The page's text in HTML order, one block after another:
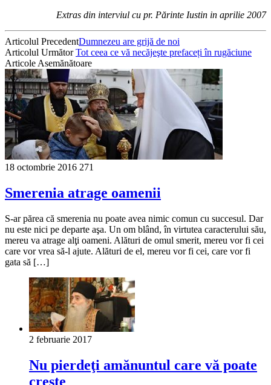
Extras din interviul cu pr. Părinte Iustin in aprilie 2007
Articolul PrecedentDumnezeu are grijă de noi
Articolul UrmătorTot ceea ce vă necăjeşte prefaceți în rugăciune
Articole Asemănătoare
18 octombrie 2016 271
Smerenia atrage oamenii
S-ar părea că smerenia nu poate avea nimic comun cu succesul. Dar
nu este nici pe departe aşa. Un om blând, în virtutea caracterului său,
mereu va atrage alţi oameni. Alături de omul smerit, mereu vor fi cei
care vor vrea să-l ajute. Alături de el, mereu vor fi cei, care vor fi
gata să […]
2 februarie 2017
Nu pierdeţi amănuntul care vă poate
creşte